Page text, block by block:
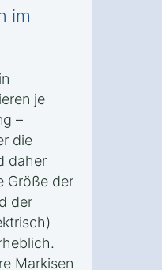
im
je
–
die
daher
Größe der
der
Markisen